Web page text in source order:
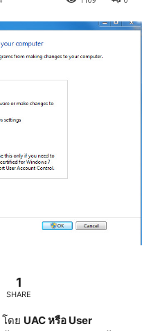
1
SHARE
ดย UAC หรือ User